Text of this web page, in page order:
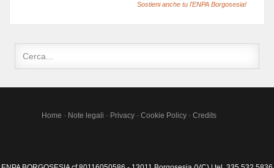
Sostieni anche tu l'ENPA Borgosesia!
Home - Note legali - Privacy- Cookie Policy- Credits